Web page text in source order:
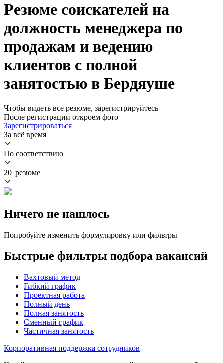
Резюме соискателей на
должность менеджера по
продажам и ведению
клиентов с полной
занятостью в Бердяуше
Чтобы видеть все резюме, зарегистрируйтесь
После регистрации откроем фото
Зарегистрироваться
За всё время
По соответствию
20 резюме
Ничего не нашлось
Попробуйте изменить формулировку или фильтры
Быстрые фильтры подбора вакансий
Вахтовый метод
Гибкий график
Проектная работа
Полный день
Полная занятость
Сменный график
Частичная занятость
Корпоративная поддержка сотрудников